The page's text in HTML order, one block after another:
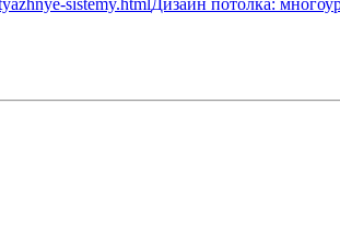
Дизайн потолка: